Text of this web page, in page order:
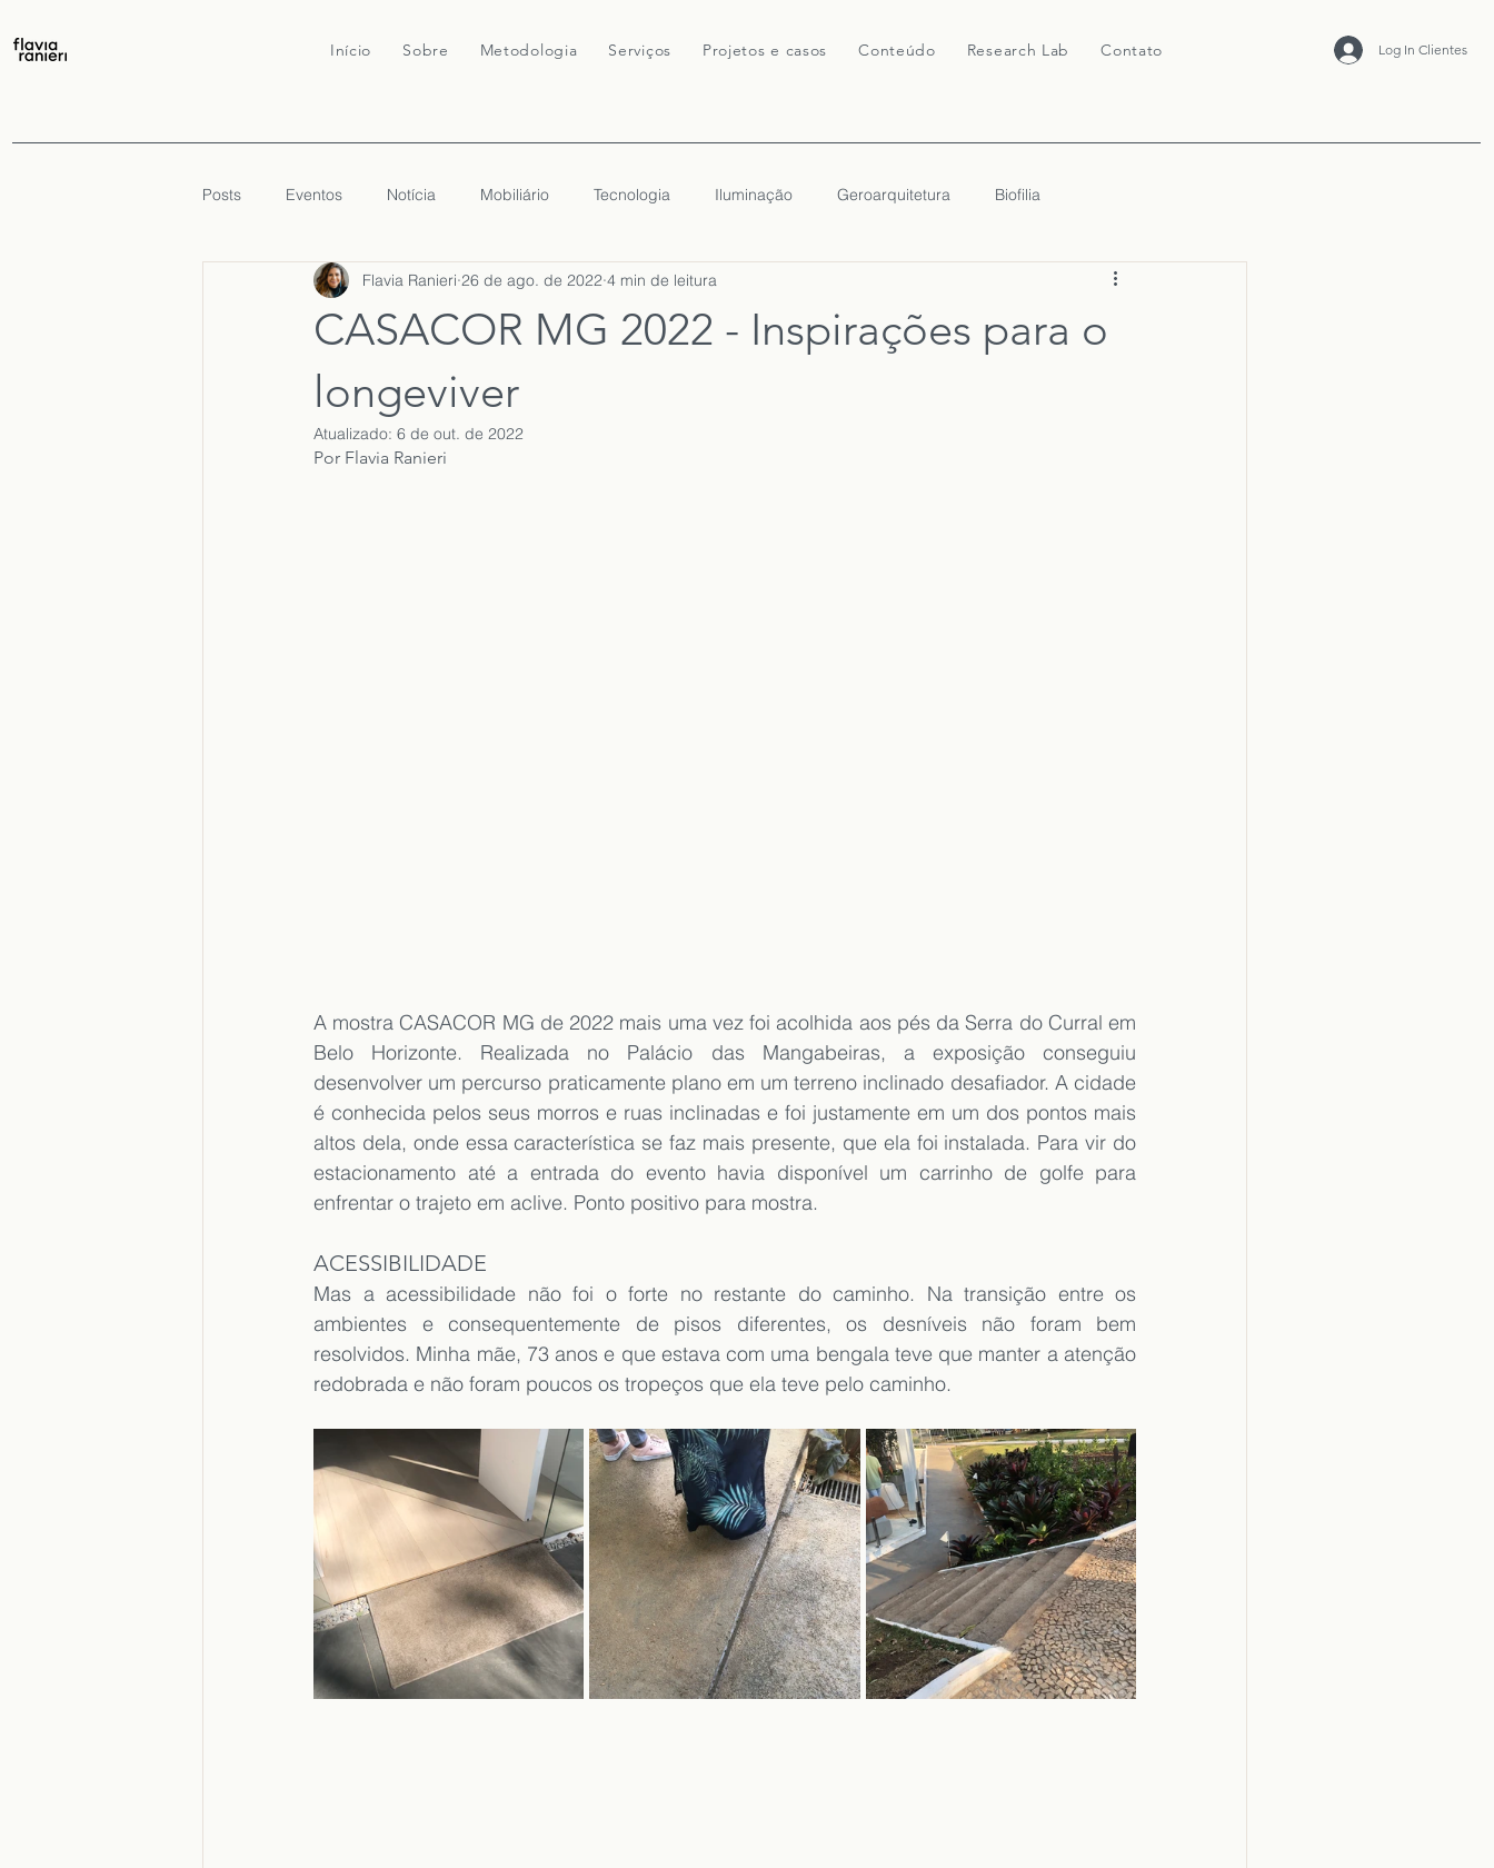
Início Sobre Metodologia Serviços Projetos e casos Conteúdo Research Lab Contato Log In Clientes
Posts Eventos Notícia Mobiliário Tecnologia Iluminação Geroarquitetura Biofilia
CASACOR MG 2022 - Inspirações para o
longeviver
Flavia Ranieri 26 de ago. de 2022 4 min de leitura
Atualizado: 6 de out. de 2022
Por Flavia Ranieri
A mostra CASACOR MG de 2022 mais uma vez foi acolhida aos pés da Serra do Curral em
Belo Horizonte. Realizada no Palácio das Mangabeiras, a exposição conseguiu
desenvolver um percurso praticamente plano em um terreno inclinado desafiador. A cidade
é conhecida pelos seus morros e ruas inclinadas e foi justamente em um dos pontos mais
altos dela, onde essa característica se faz mais presente, que ela foi instalada. Para vir do
estacionamento até a entrada do evento havia disponível um carrinho de golfe para
enfrentar o trajeto em aclive. Ponto positivo para mostra.
ACESSIBILIDADE
Mas a acessibilidade não foi o forte no restante do caminho. Na transição entre os
ambientes e consequentemente de pisos diferentes, os desníveis não foram bem
resolvidos. Minha mãe, 73 anos e que estava com uma bengala teve que manter a atenção
redobrada e não foram poucos os tropeços que ela teve pelo caminho.